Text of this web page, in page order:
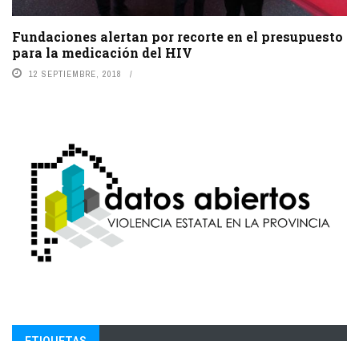
Fundaciones alertan por recorte en el presupuesto
para la medicación del HIV
12 SEPTIEMBRE, 2018